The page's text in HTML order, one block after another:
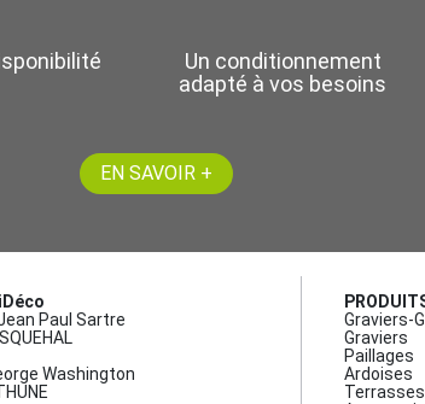
Un conditionnement
adapté à vos besoins
EN SAVOIR +
Paul Sartre
Washington
Graviers-
Graviers
Paillages
Ardoises